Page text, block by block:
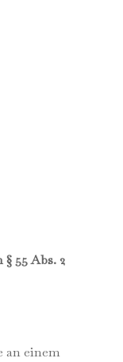
55 Abs. 2
an einem